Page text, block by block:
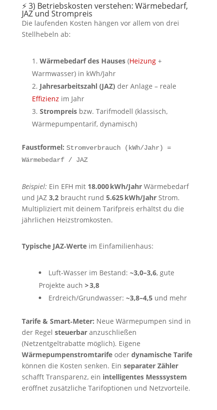
⚡ 3) Betriebskosten verstehen: Wärmebedarf,
JAZ und Strompreis
Die laufenden Kosten hängen vor allem von drei
Stellhebeln ab:
Wärmebedarf des Hauses(Heizung+
Warmwasser) in kWh/Jahr
Jahresarbeitszahl (JAZ) der Anlage – reale
Effizienz im Jahr
Strompreisbzw. Tarifmodell (klassisch,
Wärmepumpentarif, dynamisch)
Faustformel: Stromverbrauch (kWh/Jahr) =
Wärmebedarf / JAZ
Beispiel: Ein EFH mit 18.000 kWh/JahrWärmebedarf
und JAZ 3,2braucht rund 5.625 kWh/JahrStrom.
Multipliziert mit deinem Tarifpreis erhältst du die
jährlichen Heizstromkosten.
Typische JAZ‑Werteim Einfamilienhaus:
Luft‑Wasser im Bestand: ~3,0–3,6, gute
Projekte auch > 3,8
Erdreich/Grundwasser: ~3,8–4,5und mehr
Tarife & Smart‑Meter: Neue Wärmepumpen sind in
der Regel steuerbaranzuschließen
(Netzentgeltrabatte möglich). Eigene
Wärmepumpenstromtarifeoder dynamische Tarife
können die Kosten senken. Ein separater Zähler
schafft Transparenz, ein intelligentes Messsystem
eröffnet zusätzliche Tarifoptionen und Netzvorteile.